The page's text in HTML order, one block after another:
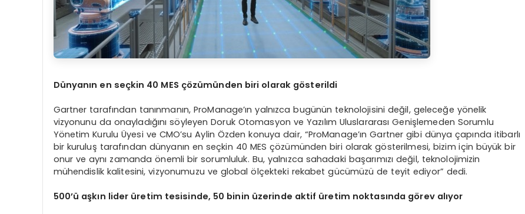
Dünyanın en seçkin 40 MES çözümünden biri olarak gösterildi
Gartner tarafından tanınmanın, ProManage’ın yalnızca bugünün teknolojisini değil, geleceğe yönelik
vizyonunu da onayladığını söyleyen Doruk Otomasyon ve Yazılım Uluslararası Genişlemeden Sorumlu
Yönetim Kurulu Üyesi ve CMO’su Aylin Özden konuya dair, “ProManage’ın Gartner gibi dünya çapında itibarlı
bir kuruluş tarafından dünyanın en seçkin 40 MES çözümünden biri olarak gösterilmesi, bizim için büyük bir
onur ve aynı zamanda önemli bir sorumluluk. Bu, yalnızca sahadaki başarımızı değil, teknolojimizin
mühendislik kalitesini, vizyonumuzu ve global ölçekteki rekabet gücümüzü de teyit ediyor” dedi.
500’ü aşkın lider üretim tesisinde, 50 binin üzerinde aktif üretim noktasında görev alıyor